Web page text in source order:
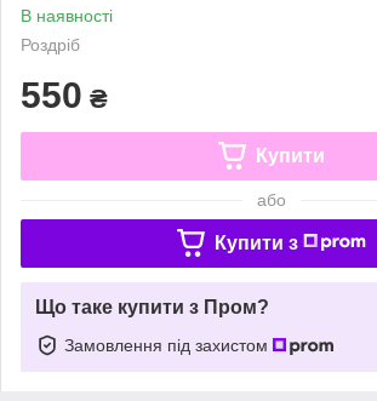
В наявності
Роздріб
550 ₴
Купити
або
Купити з
Що таке купити з Пром?
Замовлення під захистом